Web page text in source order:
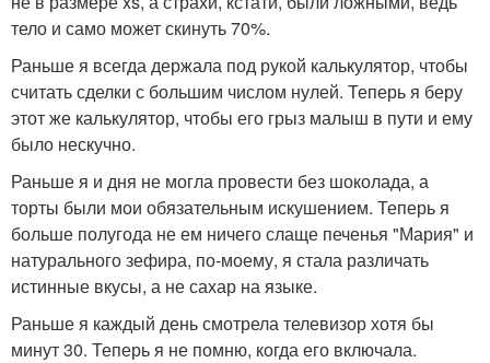
тело и само может скинуть 70%.
Раньше я всегда держала под рукой калькулятор, чтобы
считать сделки с большим числом нулей. Теперь я беру
этот же калькулятор, чтобы его грыз малыш в пути и ему
было нескучно.
Раньше я и дня не могла провести без шоколада, а
торты были мои обязательным искушением. Теперь я
больше полугода не ем ничего слаще печенья "Мария" и
натурального зефира, по-моему, я стала различать
истинные вкусы, а не сахар на языке.
Раньше я каждый день смотрела телевизор хотя бы
минут 30. Теперь я не помню, когда его включала.